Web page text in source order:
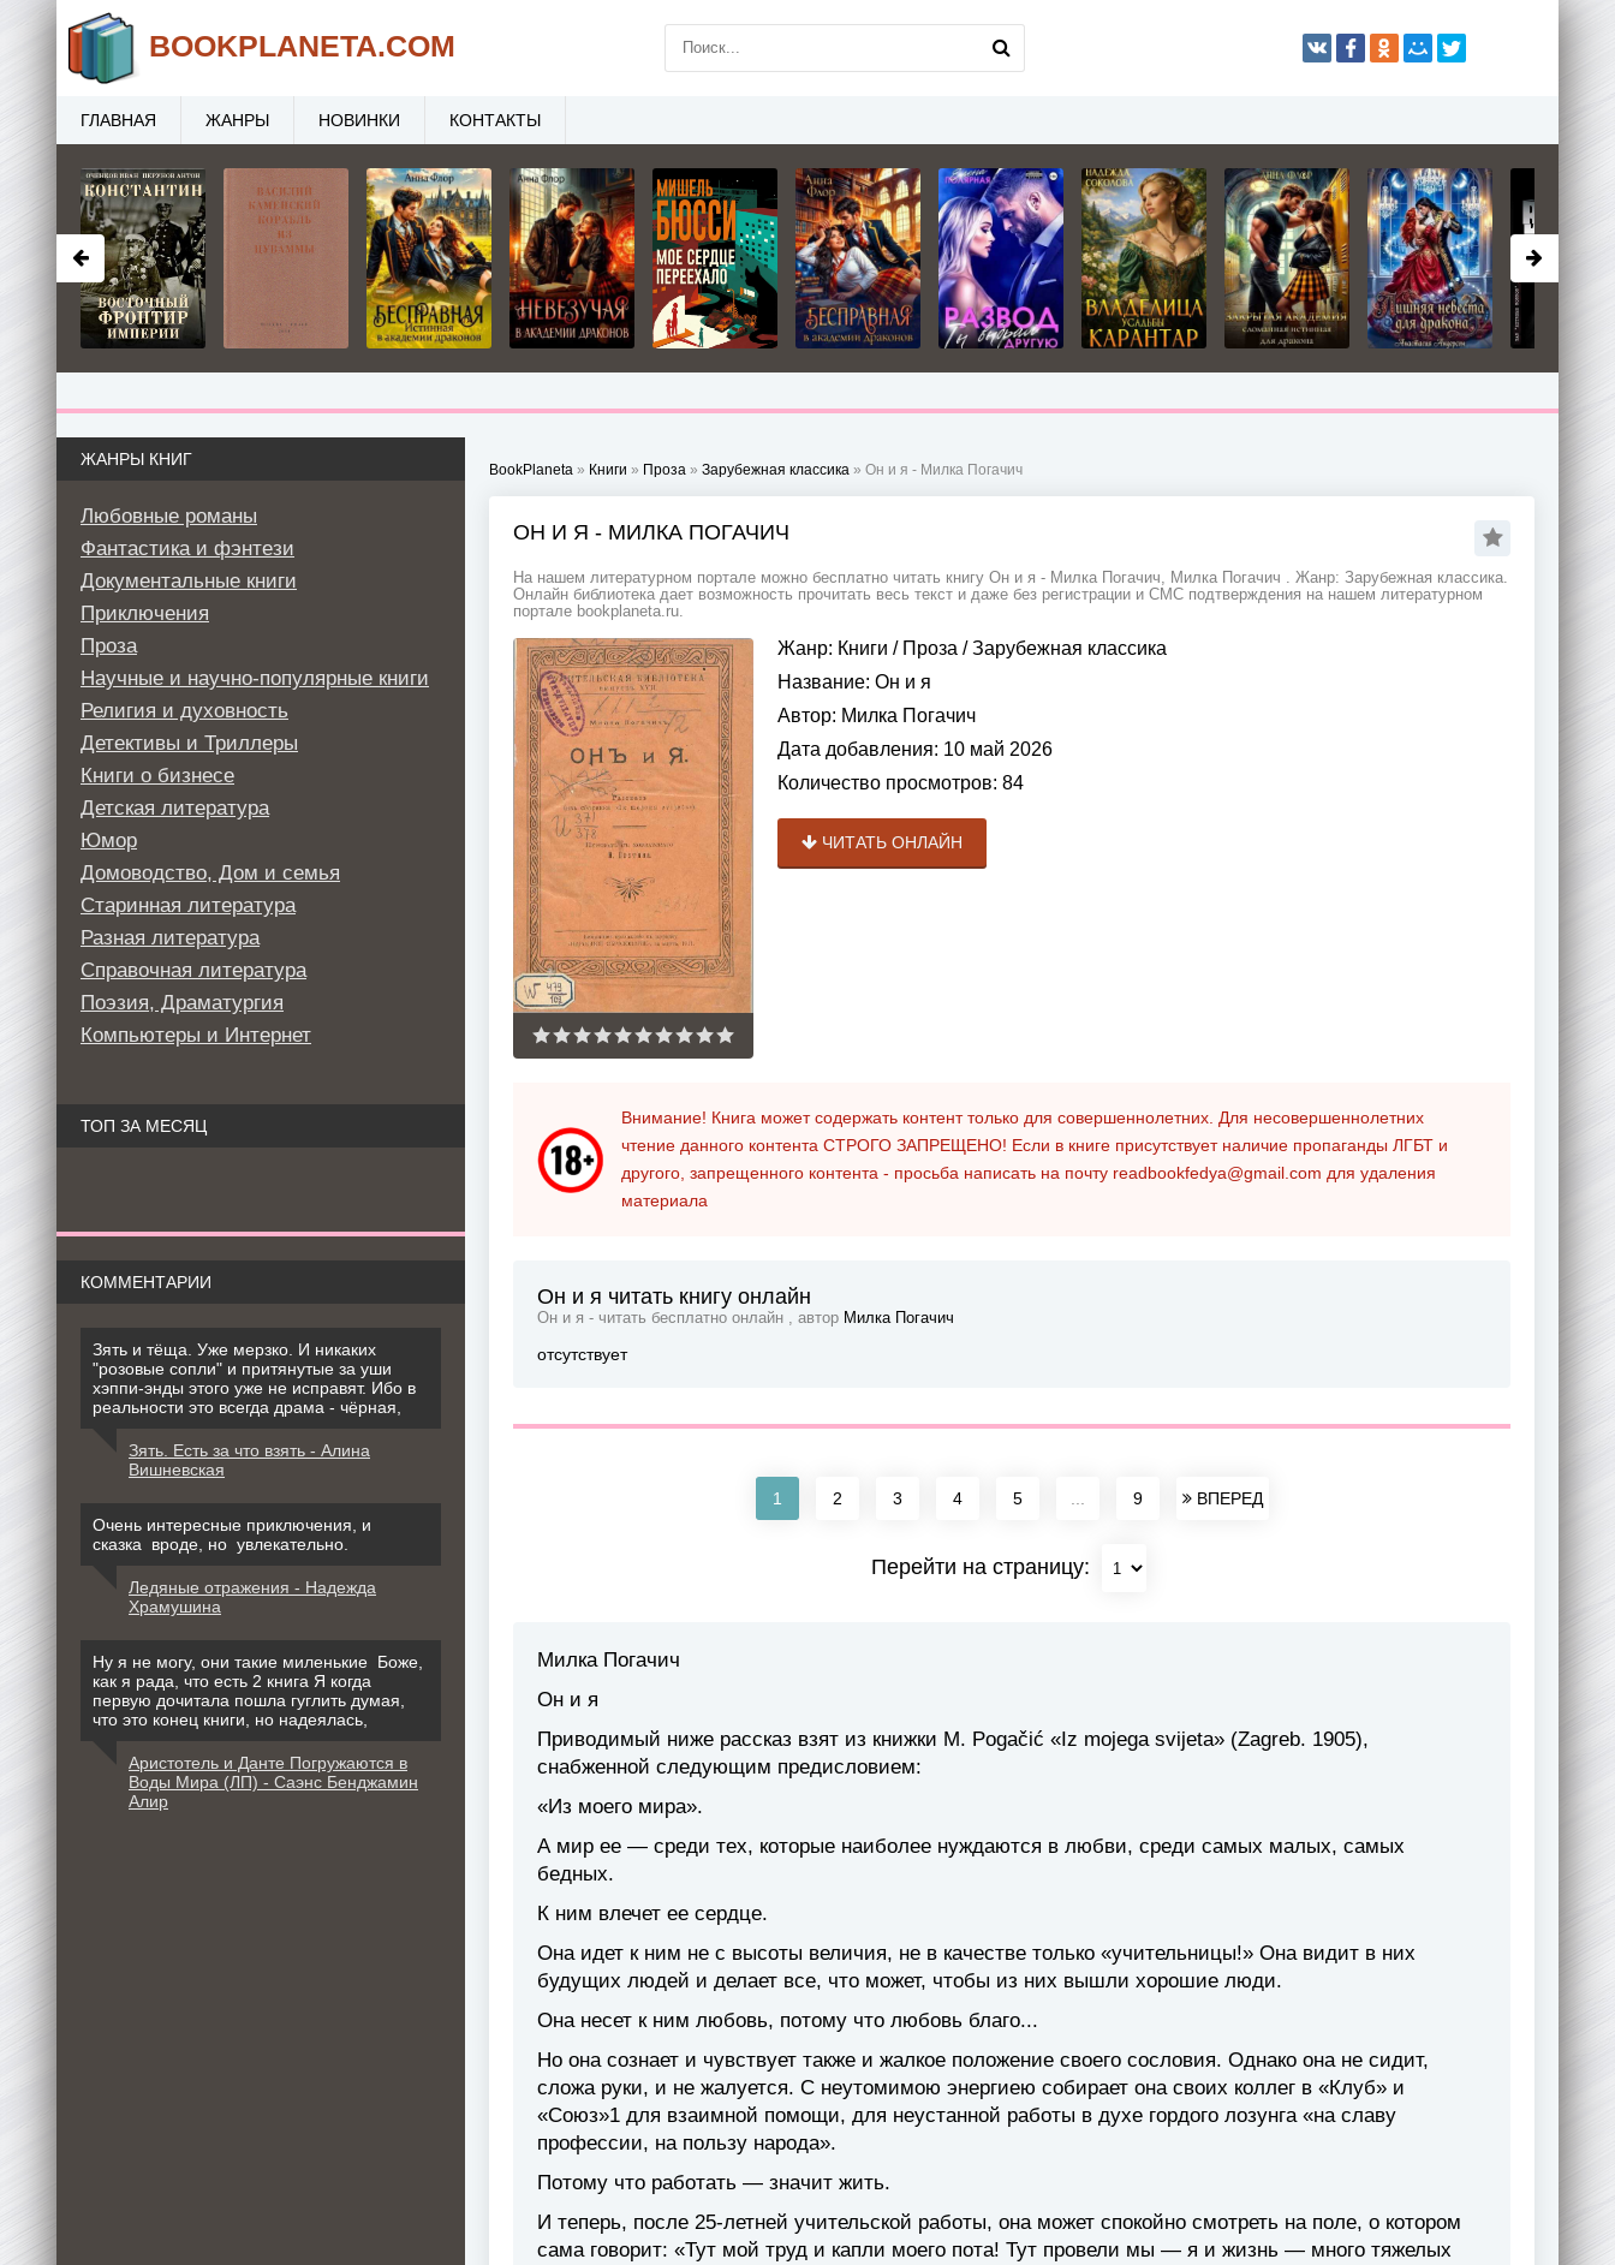
BookPlaneta » Книги » Проза » Зарубежная классика » Он и я - Милка Погачич
ОН И Я - МИЛКА ПОГАЧИЧ
На нашем литературном портале можно бесплатно читать книгу Он и я - Милка Погачич, Милка Погачич . Жанр: Зарубежная классика.
Онлайн библиотека дает возможность прочитать весь текст и даже без регистрации и СМС подтверждения на нашем литературном
портале bookplaneta.ru.
Жанр: Книги / Проза /Зарубежная классика
Название: Он и я
Автор: Милка Погачич
Дата добавления: 10 май 2026
Количество просмотров: 84
ЧИТАТЬ ОНЛАЙН
Внимание! Книга может содержать контент только для совершеннолетних. Для несовершеннолетних
чтение данного контента СТРОГО ЗАПРЕЩЕНО! Если в книге присутствует наличие пропаганды ЛГБТ и
другого, запрещенного контента - просьба написать на почту readbookfedya@gmail.com для удаления
материала
Он и я читать книгу онлайн
Он и я - читать бесплатно онлайн , автор Милка Погачич
отсутствует
1 2 3 4 5 9 ВПЕРЕД
Перейти на страницу:
Милка Погачич
Он и я
Приводимый ниже рассказ взят из книжки М. Pogačić «Iz mojega svijeta» (Zagreb. 1905),
снабженной следующим предисловием:
«Из моего мира».
А мир ее — среди тех, которые наиболее нуждаются в любви, среди самых малых, самых
бедных.
К ним влечет ее сердце.
Она идет к ним не с высоты величия, не в качестве только «учительницы!» Она видит в них
будущих людей и делает все, что может, чтобы из них вышли хорошие люди.
Она несет к ним любовь, потому что любовь благо...
Но она сознает и чувствует также и жалкое положение своего сословия. Однако она не сидит,
сложа руки, и не жалуется. С неутомимою энергиею собирает она своих коллег в «Клуб» и
«Союз»1 для взаимной помощи, для неустанной работы в духе гордого лозунга «на славу
профессии, на пользу народа».
Потому что работать — значит жить.
И теперь, после 25-летней учительской работы, она может спокойно смотреть на поле, о котором
сама говорит: «Тут мой труд и капли моего пота! Тут провели мы — я и жизнь — много тяжелых
ЖАНРЫ КНИГ
Любовные романы
Фантастика и фэнтези
Документальные книги
Приключения
Проза
Научные и научно-популярные книги
Религия и духовность
Детективы и Триллеры
Книги о бизнесе
Детская литература
Юмор
Домоводство, Дом и семья
Старинная литература
Разная литература
Справочная литература
Поэзия, Драматургия
Компьютеры и Интернет
ТОП ЗА МЕСЯЦ
КОММЕНТАРИИ
Зять и тёща. Уже мерзко. И никаких
"розовые сопли" и притянутые за уши
хэппи-энды этого уже не исправят. Ибо в
реальности это всегда драма - чёрная,
Зять. Есть за что взять - Алина
Вишневская
Очень интересные приключения, и
сказка вроде, но увлекательно.
Ледяные отражения - Надежда
Храмушина
Ну я не могу, они такие миленькие Боже,
как я рада, что есть 2 книга Я когда
первую дочитала пошла гуглить думая,
что это конец книги, но надеялась,
Аристотель и Данте Погружаются в
Воды Мира (ЛП) - Саэнс Бенджамин
Алир
BOOKPLANETA.COM
ГЛАВНАЯ ЖАНРЫ НОВИНКИ КОНТАКТЫ